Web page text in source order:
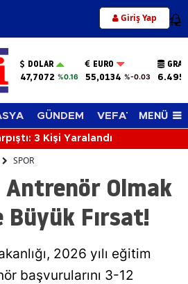
Giriş Yap 12
DOLAR
47,7072 %0.16
EURO
55,0134 %-0.03
GÜNDEM VEFAT EDENLER
MENÜ
3 Kişi Yaralandı
SPOR
Antrenör Olmak
Fırsat!
2026 yılı eğitim
başvurularını 3-12